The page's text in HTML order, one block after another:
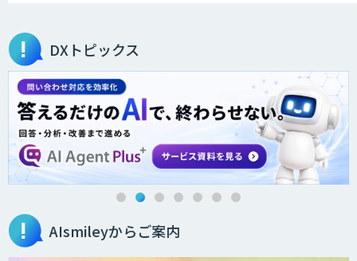
Smart Search
法人向けAIエージェント「OfficeAI社
2層ナレッジ×AIで顧客コミュニケーシ
DXトピックス
AIsmileyからご案内